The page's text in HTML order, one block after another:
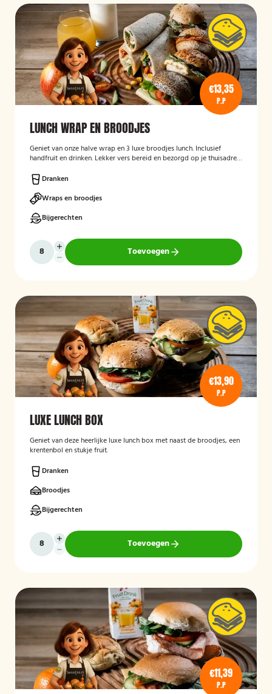
€13,35
P.P
LUNCH WRAP EN BROODJES
Geniet van onze halve wrap en 3 luxe broodjes lunch. Inclusief
handfruit en drinken. Lekker vers bereid en bezorgd op je thuisadres
Dranken
Wraps en broodjes
Bijgerechten
Toevoegen
€13,90
P.P
LUXE LUNCH BOX
Geniet van deze heerlijke luxe lunch box met naast de broodjes, een
krentenbol en stukje fruit.
Dranken
Broodjes
Bijgerechten
Toevoegen
€11,39
P.P